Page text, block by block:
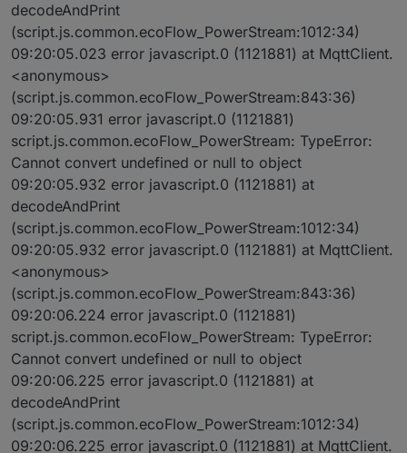
decodeAndPrint
(script.js.common.ecoFlow_PowerStream:1012:34)
09:20:05.023 error javascript.0 (1121881) at MqttClient.
<anonymous>
(script.js.common.ecoFlow_PowerStream:843:36)
09:20:05.931 error javascript.0 (1121881)
script.js.common.ecoFlow_PowerStream: TypeError:
Cannot convert undefined or null to object
09:20:05.932 error javascript.0 (1121881) at
decodeAndPrint
(script.js.common.ecoFlow_PowerStream:1012:34)
09:20:05.932 error javascript.0 (1121881) at MqttClient.
<anonymous>
(script.js.common.ecoFlow_PowerStream:843:36)
09:20:06.224 error javascript.0 (1121881)
script.js.common.ecoFlow_PowerStream: TypeError:
Cannot convert undefined or null to object
09:20:06.225 error javascript.0 (1121881) at
decodeAndPrint
(script.js.common.ecoFlow_PowerStream:1012:34)
09:20:06.225 error javascript.0 (1121881) at MqttClient.